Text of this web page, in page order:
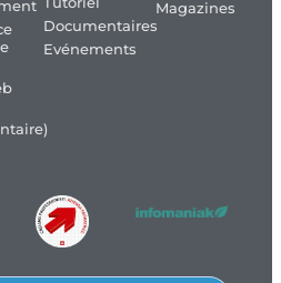
Documentaires
Evénements
Magazines